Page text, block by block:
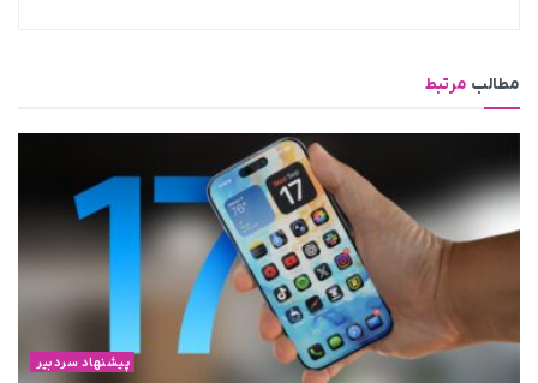
مطالب مرتبط
پیشنهاد سردبیر